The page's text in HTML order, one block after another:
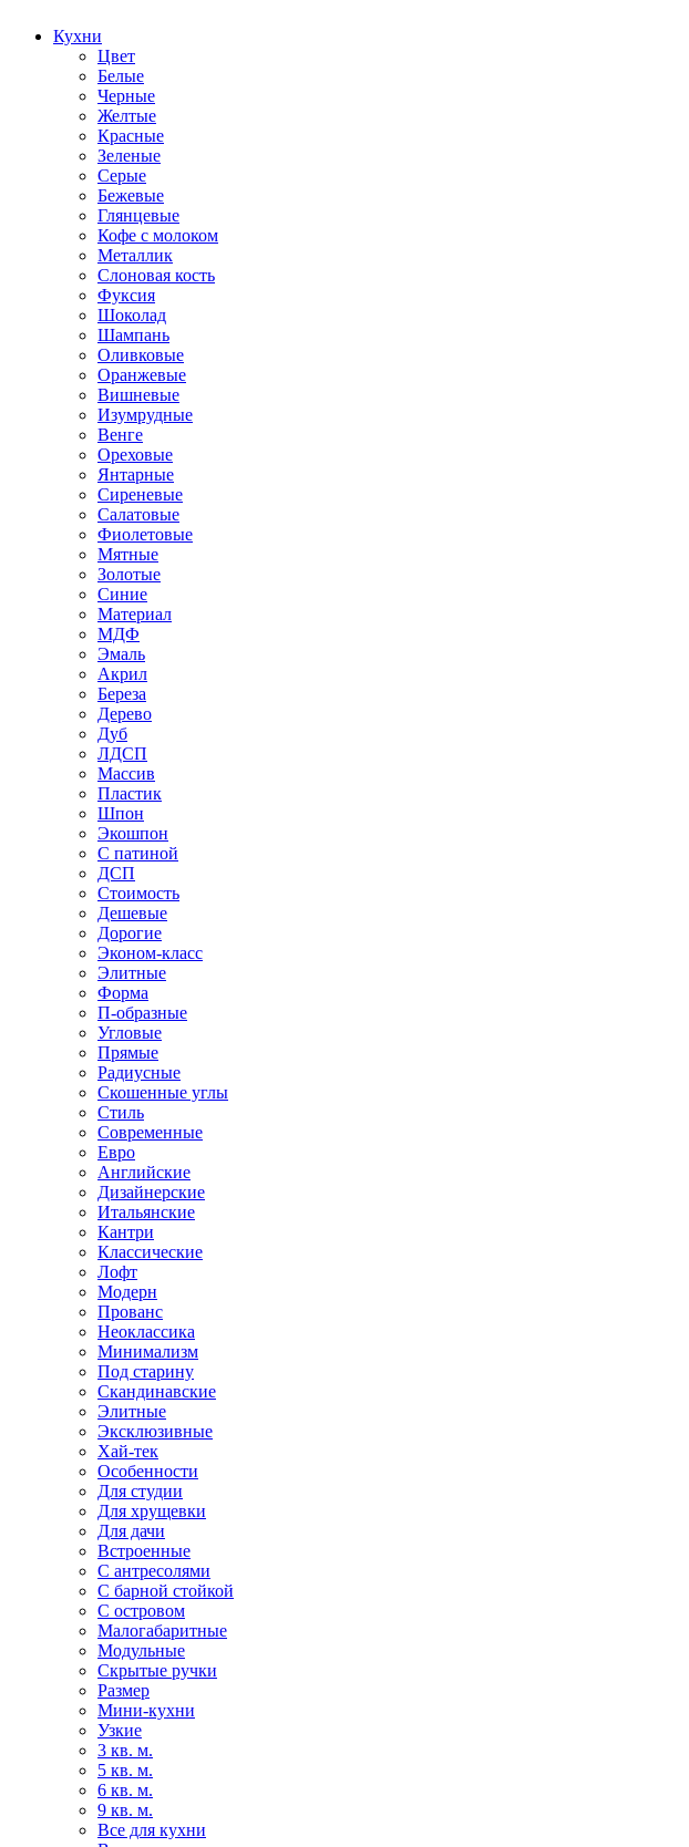
Кухни
Цвет
Белые
Черные
Желтые
Красные
Зеленые
Серые
Бежевые
Глянцевые
Кофе с молоком
Металлик
Слоновая кость
Фуксия
Шоколад
Шампань
Оливковые
Оранжевые
Вишневые
Изумрудные
Венге
Ореховые
Янтарные
Сиреневые
Салатовые
Фиолетовые
Мятные
Золотые
Синие
Материал
МДФ
Эмаль
Акрил
Береза
Дерево
Дуб
ЛДСП
Массив
Пластик
Шпон
Экошпон
С патиной
ДСП
Стоимость
Дешевые
Дорогие
Эконом-класс
Элитные
Форма
П-образные
Угловые
Прямые
Радиусные
Скошенные углы
Стиль
Современные
Евро
Английские
Дизайнерские
Итальянские
Кантри
Классические
Лофт
Модерн
Прованс
Неоклассика
Минимализм
Под старину
Скандинавские
Элитные
Эксклюзивные
Хай-тек
Особенности
Для студии
Для хрущевки
Для дачи
Встроенные
С антресолями
С барной стойкой
С островом
Малогабаритные
Модульные
Скрытые ручки
Размер
Мини-кухни
Узкие
3 кв. м.
5 кв. м.
6 кв. м.
9 кв. м.
Все для кухни